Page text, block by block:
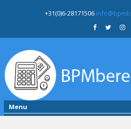
+31(0)6-28171506
Menu